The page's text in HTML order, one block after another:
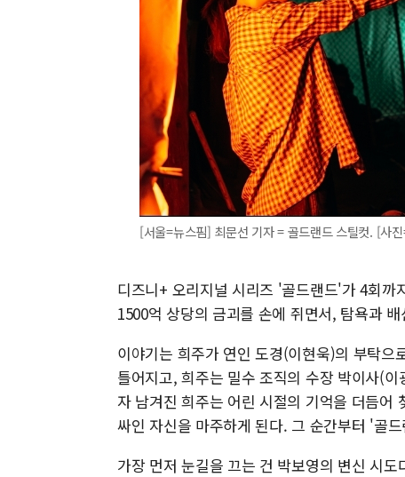
[서울=뉴스핌] 최문선 기자 = 골드랜드 스틸컷. [
디즈니+ 오리지널 시리즈 '골드랜드'가 4회까
1500억 상당의 금괴를 손에 쥐면서, 탐욕과
이야기는 희주가 연인 도경(이현욱)의 부탁
틀어지고, 희주는 밀수 조직의 수장 박이사(
자 남겨진 희주는 어린 시절의 기억을 더듬어
싸인 자신을 마주하게 된다. 그 순간부터 '골
가장 먼저 눈길을 끄는 건 박보영의 변신 시